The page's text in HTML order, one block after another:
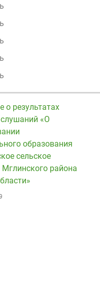
о результатах
«О
образования
сельское
Мглинского района